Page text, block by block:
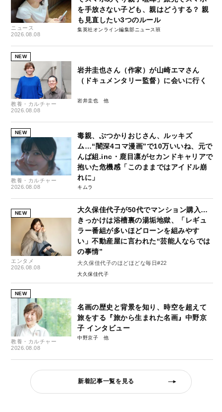
ニュース
2026.08.08
を手放さない子ども、親はどうする？ 親
も見直したい3つのルール
集英社オンライン編集部ニュース班
NEW
教養・カルチャー
2026.08.08
岩井圭也さん（作家）が山崎エマさん
（ドキュメンタリー監督）に会いに行く
岩井圭也
NEW
教養・カルチャー
2026.08.08
毒親、ぶつかりおじさん、ルッキズ
ム…“闇深4コマ漫画”で10万いいね、元で
んぱ組.inc・鹿目凛がセカンドキャリアで
抱いた危機感「このままではアイドル崩
れに」
キムラ
NEW
エンタメ
2026.08.08
大久保佳代子が50代でマンション購入…
きっかけは浴槽裏の湯垢地獄、「レギュ
ラー番組が多いほどローンを組みやす
い」不動産屋に言われた“芸能人ならでは
の事情”
大久保佳代子のほどほどな毎日#22
大久保佳代子
NEW
教養・カルチャー
2026.08.08
名画の歴史と背景を知り、時空を超えて
旅をする『旅から生まれた名画』中野京
子 インタビュー
中野京子
新着記事一覧を見る